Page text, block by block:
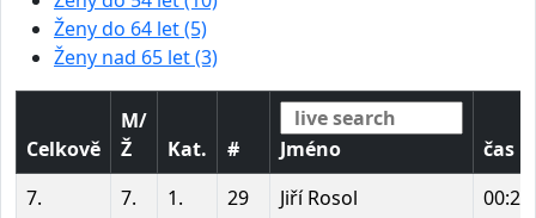
Ženy do 64 let (5)
Ženy nad 65 let (3)
Celkově
M/
Ž
Kat. # Jméno
čas
7.
7. 1. 29 Jiří Rosol